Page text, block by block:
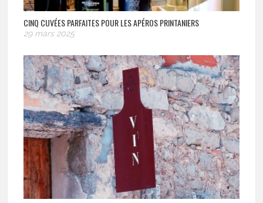
CINQ CUVÉES PARFAITES POUR LES APÉROS PRINTANIERS
29 mars 2025